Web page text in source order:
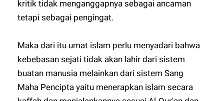
kritik tidak menganggapnya sebagai ancaman
tetapi sebagai pengingat.
Maka dari itu umat islam perlu menyadari bahwa
kebebasan sejati tidak akan lahir dari sistem
buatan manusia melainkan dari sistem Sang
Maha Pencipta yaitu menerapkan islam secara